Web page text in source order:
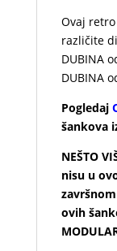
Ovaj
različite
DUBINA
DUBINA
Pogledaj
šankova
NEŠTO
nisu u
ovih